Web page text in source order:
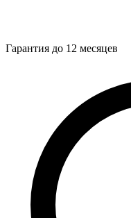
Гарантия до 12 месяцев